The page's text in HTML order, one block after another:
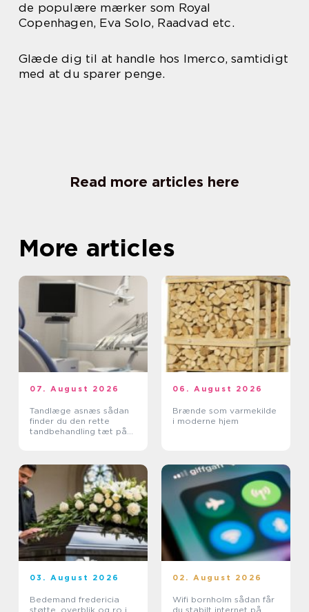
de populære mærker som Royal
Copenhagen, Eva Solo, Raadvad etc.
Glæde dig til at handle hos Imerco, samtidigt
med at du sparer penge.
Read more articles here
More articles
07. August 2026
Tandlæge asnæs sådan
finder du den rette
tandbehandling tæt på
06. August 2026
Brænde som varmekilde
i moderne hjem
03. August 2026
Bedemand fredericia
støtte, overblik og ro i
02. August 2026
Wifi bornholm sådan får
du stabilt internet på